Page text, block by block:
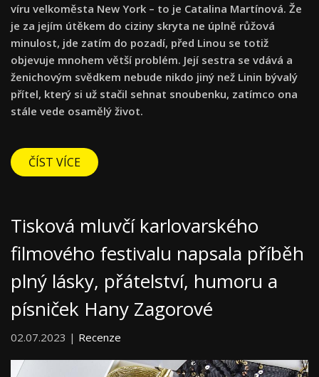
víru velkoměsta New York – to je Catalina Martínová. Že
je za jejím útěkem do ciziny skryta ne úplně růžová
minulost, jde zatím do pozadí, před Linou se totiž
objevuje mnohem větší problém. Její sestra se vdává a
ženichovým svědkem nebude nikdo jiný než Linin bývalý
přítel, který si už stačil sehnat snoubenku, zatímco ona
stále vede osamělý život.
ČÍST VÍCE
Tisková mluvčí karlovarského
filmového festivalu napsala příběh
plný lásky, přátelství, humoru a
písniček Hany Zagorové
02.07.2023 | Recenze